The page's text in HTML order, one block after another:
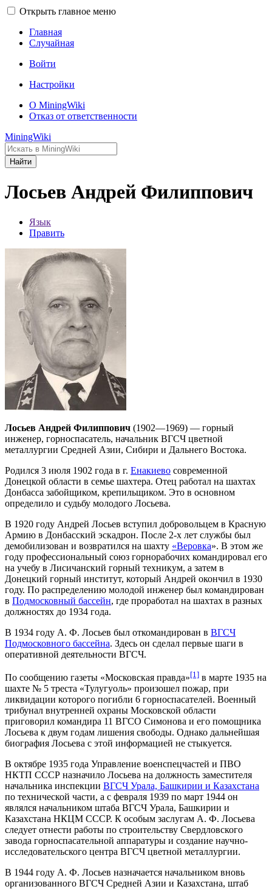
Открыть главное меню
Главная
Случайная
Войти
Настройки
О MiningWiki
Отказ от ответственности
MiningWiki
Найти
Лосьев Андрей Филиппович
Язык
Править
Лосьев Андрей Филиппович (1902—1969) — горный
инженер, горноспасатель, начальник ВГСЧ цветной
металлургии Средней Азии, Сибири и Дальнего Востока.
Родился 3 июля 1902 года в г. Енакиево современной
Донецкой области в семье шахтера. Отец работал на шахтах
Донбасса забойщиком, крепильщиком. Это в основном
определило и судьбу молодого Лосьева.
В 1920 году Андрей Лосьев вступил добровольцем в Красную
Армию в Донбасский эскадрон. После 2-х лет службы был
демобилизован и возвратился на шахту «Веровка». В этом же
году профессиональный союз горнорабочих командировал его
на учебу в Лисичанский горный техникум, а затем в
Донецкий горный институт, который Андрей окончил в 1930
году. По распределению молодой инженер был командирован
в Подмосковный бассейн, где проработал на шахтах в разных
должностях до 1934 года.
В 1934 году А. Ф. Лосьев был откомандирован в ВГСЧ
Подмосковного бассейна. Здесь он сделал первые шаги в
оперативной деятельности ВГСЧ.
По сообщению газеты «Московская правда»[1] в марте 1935 на
шахте № 5 треста «Тулугуоль» произошел пожар, при
ликвидации которого погибли 6 горноспасателей. Военный
трибунал внутренней охраны Московской области
приговорил командира 11 ВГСО Симонова и его помощника
Лосьева к двум годам лишения свободы. Однако дальнейшая
биография Лосьева с этой информацией не стыкуется.
В октябре 1935 года Управление военспецчастей и ПВО
НКТП СССР назначило Лосьева на должность заместителя
начальника инспекции ВГСЧ Урала, Башкирии и Казахстана
по технической части, а с февраля 1939 по март 1944 он
являлся начальником штаба ВГСЧ Урала, Башкирии и
Казахстана НКЦМ СССР. К особым заслугам А. Ф. Лосьева
следует отнести работы по строительству Свердловского
завода горноспасательной аппаратуры и создание научно-
исследовательского центра ВГСЧ цветной металлургии.
В 1944 году А. Ф. Лосьев назначается начальником вновь
организованного ВГСЧ Средней Азии и Казахстана, штаб